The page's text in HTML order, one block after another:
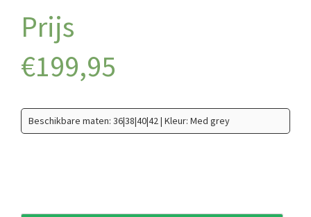
€199,95
Beschikbare maten: 36|38|40|42 | Kleur: Med grey